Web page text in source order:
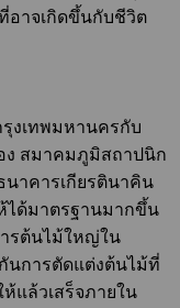
อาจเกิดขึ้นกับชีวิต
งเทพมหานครกับ
ง สมาคมภูมิสถาปนิก
นาคารเกียรตินาคิน
ได้มาตรฐานมากขึ้น
รต้นไม้ใหญ่ใน
นการตัดแต่งต้นไม้ที่
แล้วเสร็จภายใน